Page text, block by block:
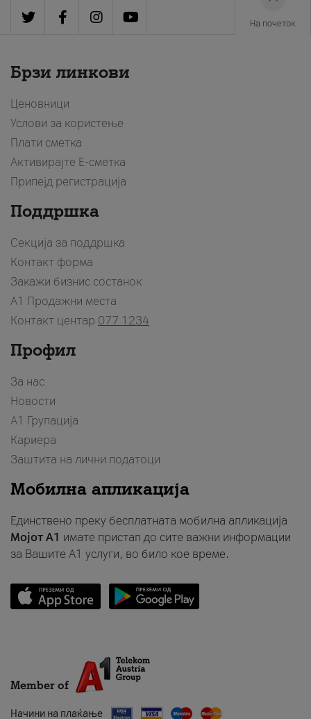
На почеток
Брзи линкови
Ценовници
Услови за користење
Плати сметка
Активирајте Е-сметка
Припејд регистрација
Поддршка
Секција за поддршка
Контакт форма
Закажи бизнис состанок
A1 Продажни места
Контакт центар 077 1234
Профил
За нас
Новости
А1 Групација
Кариера
Заштита на лични податоци
Мобилна апликација
Единствено преку бесплатната мобилна апликација
Мојот A1 имате пристап до сите важни информации
за Вашите A1 услуги, во било кое време.
Member of
Начини на плаќање